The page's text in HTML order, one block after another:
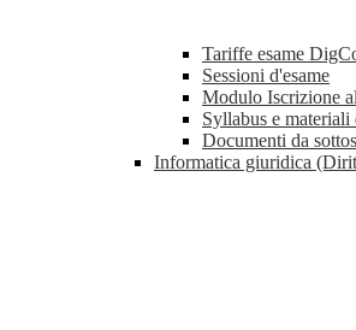
Tariffe esame
Sessioni d'esame
Modulo Iscrizione
Syllabus e
Documenti da
Informatica giuridica